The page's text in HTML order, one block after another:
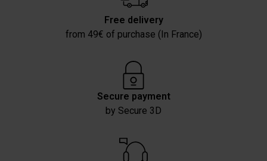
Free delivery
from 49€ of purchase (In France)
Secure payment
by Secure 3D